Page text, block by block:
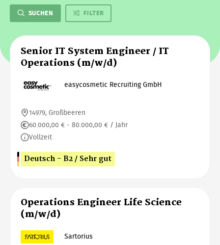
SUCHEN FILTER
Senior IT System Engineer / IT
Operations (m/w/d)
easycosmetic Recruiting GmbH
14979, Großbeeren
60.000,00 € - 80.000,00 € / Jahr
Vollzeit
Deutsch - B2 / Sehr gut
Operations Engineer Life Science
(m/w/d)
Sartorius